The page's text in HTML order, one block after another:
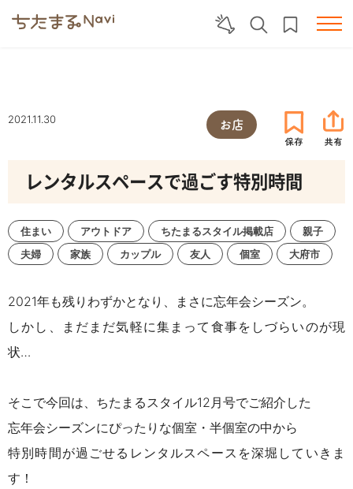
2021.11.30 お店
レンタルスペースで過ごす特別時間
住まい アウトドア ちたまるスタイル掲載店
親子
夫婦
家族 カップル 友人 個室 大府市
2021年も残りわずかとなり、まさに忘年会シーズン。
しかし、まだまだ気軽に集まって食事をしづらいのが現
状…
そこで今回は、ちたまるスタイル12月号でご紹介した
忘年会シーズンにぴったりな個室・半個室の中から
特別時間が過ごせるレンタルスペースを深堀していきま
す！